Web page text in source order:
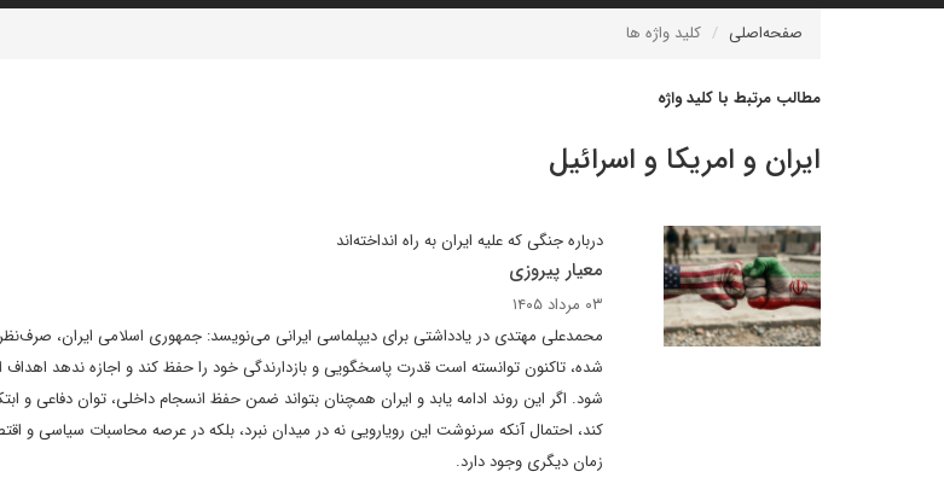
صفحه‌اصلی کلید واژه ها
مطالب مرتبط با کلید واژه
ایران و امریکا و اسرائیل
درباره جنگی که علیه ایران به راه انداخته‌اند
معیار پیروزی
۰۳ مرداد ۱۴۰۵
محمدعلی مهتدی در یادداشتی برای دیپلماسی ایرانی می‌نویسد: جمهوری اسلامی ایران،
شده، تاکنون توانسته است قدرت پاسخگویی و بازدارندگی خود را حفظ کند و اجازه ندهد
شود. اگر این روند ادامه یابد و ایران همچنان بتواند ضمن حفظ انسجام داخلی، توان دفاعی و
کند، احتمال آنکه سرنوشت این رویارویی نه در میدان نبرد، بلکه در عرصه محاسبات سیاسی و
زمان دیگری وجود دارد.